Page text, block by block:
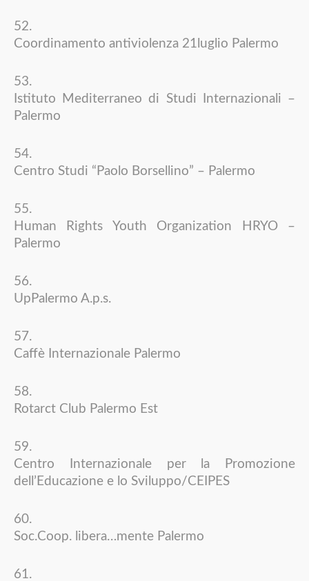
Coordinamento antiviolenza 21luglio Palermo
Istituto Mediterraneo di Studi Internazionali –
Palermo
Centro Studi “Paolo Borsellino” – Palermo
Human Rights Youth Organization HRYO –
Palermo
UpPalermo A.p.s.
Caffè Internazionale Palermo
Rotarct Club Palermo Est
Centro Internazionale per la Promozione
dell’Educazione e lo Sviluppo/CEIPES
Soc.Coop. libera…mente Palermo